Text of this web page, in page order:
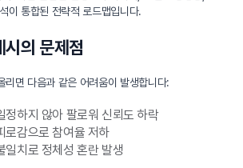
이 통합된 전략적 로드맵입니다.
시의 문제점
리면 다음과 같은 어려움이 발생합니다:
정하지 않아 팔로워 신뢰도 하락
로감으로 참여율 저하
일치로 정체성 혼란 발생